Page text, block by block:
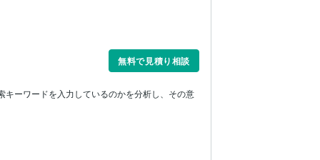
無料で見積り相談
ーワードを入力しているのかを分析し、その意